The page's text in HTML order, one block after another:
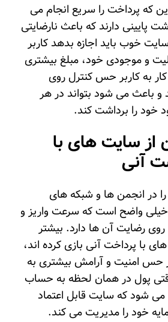
که پرداخت را سریع انجام می
پایینی دارند که باعث نارضایتی
خوب باید اجازه بدهد کاربر
و موجودی خود، مبلغ بیشتری
به کاربر حس کنترل روی
باعث می شود بتواند در هر
خود را برداشت کند.
از سایت‌ های با
آنی
را در انجمن ها و شبکه های
خیلی واضح است که سرعت واریز و
روی رضایت آن ها دارد. بیشتر
با پرداخت آنی بازی کرده اند،
حس امنیت و آرامش بیشتری به
پول در همان لحظه به حساب
می شود که سایت قابل اعتماد
خود را مدیریت می کند.